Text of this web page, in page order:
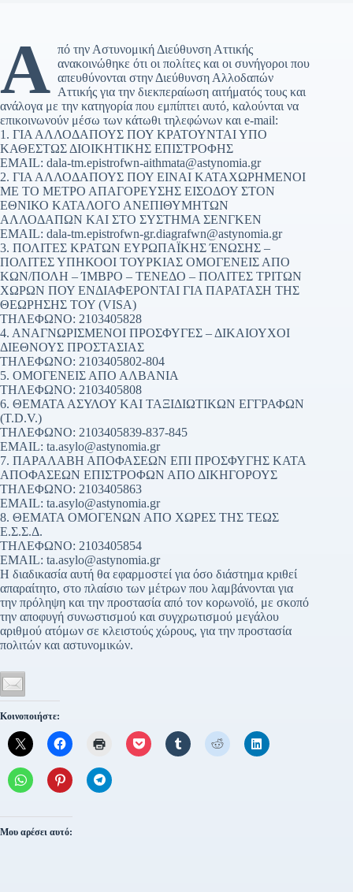
Α πό την Αστυνομική Διεύθυνση Αττικής
ανακοινώθηκε ότι οι πολίτες και οι συνήγοροι που
απευθύνονται στην Διεύθυνση Αλλοδαπών
Αττικής για την διεκπεραίωση αιτήματός τους και
ανάλογα με την κατηγορία που εμπίπτει αυτό, καλούνται να
επικοινωνούν μέσω των κάτωθι τηλεφώνων και e-mail:
1. ΓΙΑ ΑΛΛΟΔΑΠΟΥΣ ΠΟΥ ΚΡΑΤΟΥΝΤΑΙ ΥΠΟ
ΚΑΘΕΣΤΩΣ ΔΙΟΙΚΗΤΙΚΗΣ ΕΠΙΣΤΡΟΦΗΣ
EMAIL: dala-tm.epistrofwn-aithmata@astynomia.gr
2. ΓΙΑ ΑΛΛΟΔΑΠΟΥΣ ΠΟΥ ΕΙΝΑΙ ΚΑΤΑΧΩΡΗΜΕΝΟΙ
ΜΕ ΤΟ ΜΕΤΡΟ ΑΠΑΓΟΡΕΥΣΗΣ ΕΙΣΟΔΟΥ ΣΤΟΝ
ΕΘΝΙΚΟ ΚΑΤΑΛΟΓΟ ΑΝΕΠΙΘΥΜΗΤΩΝ
ΑΛΛΟΔΑΠΩΝ ΚΑΙ ΣΤΟ ΣΥΣΤΗΜΑ ΣΕΝΓΚΕΝ
EMAIL: dala-tm.epistrofwn-gr.diagrafwn@astynomia.gr
3. ΠΟΛΙΤΕΣ ΚΡΑΤΩΝ ΕΥΡΩΠΑΪΚΗΣ ΈΝΩΣΗΣ –
ΠΟΛΙΤΕΣ ΥΠΗΚΟΟΙ ΤΟΥΡΚΙΑΣ ΟΜΟΓΕΝΕΙΣ ΑΠΟ
ΚΩΝ/ΠΟΛΗ – ΊΜΒΡΟ – ΤΕΝΕΔΟ – ΠΟΛΙΤΕΣ ΤΡΙΤΩΝ
ΧΩΡΩΝ ΠΟΥ ΕΝΔΙΑΦΕΡΟΝΤΑΙ ΓΙΑ ΠΑΡΑΤΑΣΗ ΤΗΣ
ΘΕΩΡΗΣΗΣ ΤΟΥ (VISA)
ΤΗΛΕΦΩΝΟ: 2103405828
4. ΑΝΑΓΝΩΡΙΣΜΕΝΟΙ ΠΡΟΣΦΥΓΕΣ – ΔΙΚΑΙΟΥΧΟΙ
ΔΙΕΘΝΟΥΣ ΠΡΟΣΤΑΣΙΑΣ
ΤΗΛΕΦΩΝΟ: 2103405802-804
5. ΟΜΟΓΕΝΕΙΣ ΑΠΟ ΑΛΒΑΝΙΑ
ΤΗΛΕΦΩΝΟ: 2103405808
6. ΘΕΜΑΤΑ ΑΣΥΛΟΥ ΚΑΙ ΤΑΞΙΔΙΩΤΙΚΩΝ ΕΓΓΡΑΦΩΝ
(T.D.V.)
ΤΗΛΕΦΩΝΟ: 2103405839-837-845
EMAIL: ta.asylo@astynomia.gr
7. ΠΑΡΑΛΑΒΗ ΑΠΟΦΑΣΕΩΝ ΕΠΙ ΠΡΟΣΦΥΓΗΣ ΚΑΤΑ
ΑΠΟΦΑΣΕΩΝ ΕΠΙΣΤΡΟΦΩΝ ΑΠΟ ΔΙΚΗΓΟΡΟΥΣ
ΤΗΛΕΦΩΝΟ: 2103405863
EMAIL: ta.asylo@astynomia.gr
8. ΘΕΜΑΤΑ ΟΜΟΓΕΝΩΝ ΑΠΟ ΧΩΡΕΣ ΤΗΣ ΤΕΩΣ
Ε.Σ.Σ.Δ.
ΤΗΛΕΦΩΝΟ: 2103405854
EMAIL: ta.asylo@astynomia.gr
Η διαδικασία αυτή θα εφαρμοστεί για όσο διάστημα κριθεί
απαραίτητο, στο πλαίσιο των μέτρων που λαμβάνονται για
την πρόληψη και την προστασία από τον κορωνοϊό, με σκοπό
την αποφυγή συνωστισμού και συγχρωτισμού μεγάλου
αριθμού ατόμων σε κλειστούς χώρους, για την προστασία
πολιτών και αστυνομικών.
Κοινοποιήστε:
Μου αρέσει αυτό: